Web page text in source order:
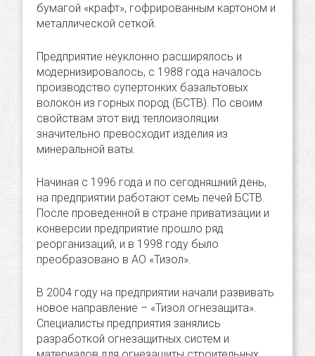
бумагой «крафт», гофрированным картоном и
металлической сеткой.
Предприятие неуклонно расширялось и
модернизировалось, с 1988 года началось
производство супертонких базальтовых
волокон из горных пород (БСТВ). По своим
свойствам этот вид теплоизоляции
значительно превосходит изделия из
минеральной ваты.
Начиная с 1996 года и по сегодняшний день,
на предприятии работают семь печей БСТВ.
После проведенной в стране приватизации и
конверсии предприятие прошло ряд
реорганизаций, и в 1998 году было
преобразовано в АО «Тизол».
В 2004 году на предприятии начали развивать
новое направление – «Тизол огнезащита».
Специалисты предприятия занялись
разработкой огнезащитных систем и